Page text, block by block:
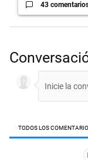
43
TODOS LOS
Todos los